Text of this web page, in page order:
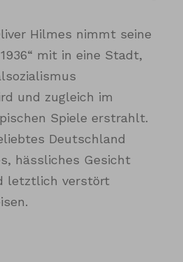
Hilmes nimmt seine
mit in eine Stadt,
und zugleich im
Spiele erstrahlt.
Deutschland
hässliches Gesicht
letztlich verstört